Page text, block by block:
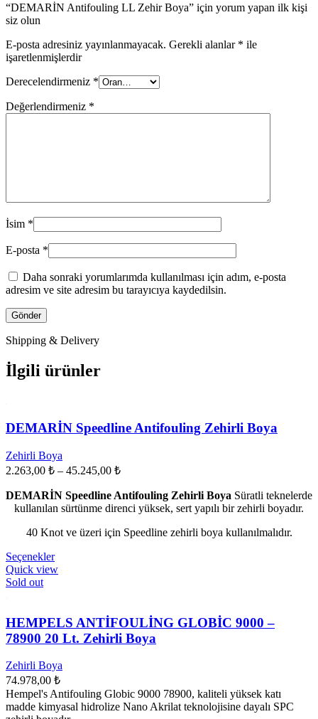
“DEMARİN Antifouling LL Zehir Boya” için yorum yapan ilk kişi
siz olun
E-posta adresiniz yayınlanmayacak. Gerekli alanlar * ile
işaretlenmişlerdir
Derecelendirmeniz *
Değerlendirmeniz *
İsim *
E-posta *
Daha sonraki yorumlarımda kullanılması için adım, e-posta
adresim ve site adresim bu tarayıcıya kaydedilsin.
Shipping & Delivery
İlgili ürünler
DEMARİN Speedline Antifouling Zehirli Boya
Zehirli Boya
2.263,00 ₺ – 45.245,00 ₺Fiyat
2.263,00 ₺
-
DEMARİN Speedline Antifouling Zehirli Boya Süratli teknelerde
kullanılan sürtünme direnci yüksek, sert yapılı bir zehirli boyadır.
40 Knot ve üzeri için Speedline zehirli boya kullanılmalıdır.
SeçeneklerBu
ürünün
var.
Seçenekler
ürün
seçilebilir
Quick view
Sold out
HEMPELS ANTİFOULİNG GLOBİC 9000 –
78900 20 Lt. Zehirli Boya
Zehirli Boya
74.978,00 ₺
Hempel's Antifouling Globic 9000 78900, kaliteli yüksek katı
madde kimyasal hidrolize Nano Akrilat teknolojisine dayalı SPC